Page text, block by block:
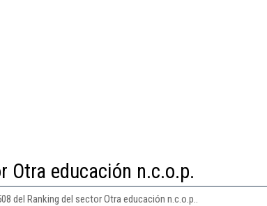
Otra educación n.c.o.p.
del Ranking del sector Otra educación n.c.o.p..